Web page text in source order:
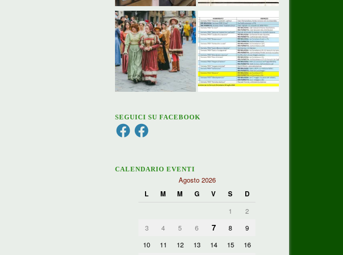
SEGUICI SU FACEBOOK
FacebookFacebook
CALENDARIO EVENTI
Agosto 2026
L
M M G V S
D
1
2
3
4 5 6 7 8
9
10
11 12 13 14 15
16